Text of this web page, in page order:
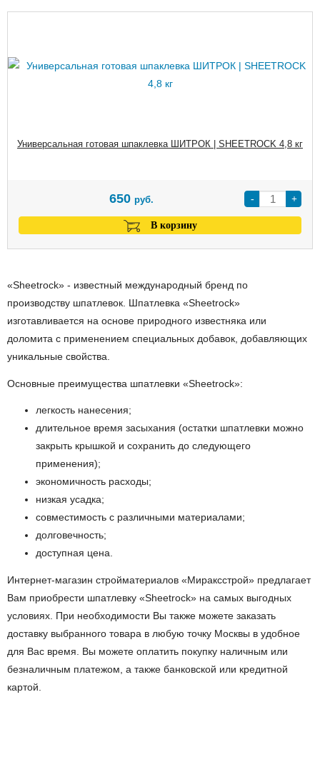
Универсальная готовая шпаклевка ШИТРОК | SHEETROCK 4,8 кг
- +
650 руб.
В корзину
«Sheetrock» - известный международный бренд по
производству шпатлевок. Шпатлевка «Sheetrock»
изготавливается на основе природного известняка или
доломита с применением специальных добавок, добавляющих
уникальные свойства.
Основные преимущества шпатлевки «Sheetrock»:
легкость нанесения;
длительное время засыхания (остатки шпатлевки можно
закрыть крышкой и сохранить до следующего
применения);
экономичность расходы;
низкая усадка;
совместимость с различными материалами;
долговечность;
доступная цена.
Интернет-магазин стройматериалов «Мираксстрой» предлагает
Вам приобрести шпатлевку «Sheetrock» на самых выгодных
условиях. При необходимости Вы также можете заказать
доставку выбранного товара в любую точку Москвы в удобное
для Вас время. Вы можете оплатить покупку наличным или
безналичным платежом, а также банковской или кредитной
картой.